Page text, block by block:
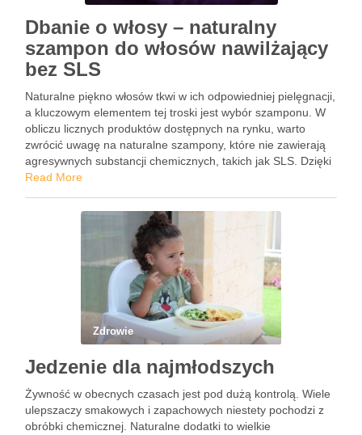
Dbanie o włosy – naturalny
szampon do włosów nawilżający
bez SLS
Naturalne piękno włosów tkwi w ich odpowiedniej pielęgnacji,
a kluczowym elementem tej troski jest wybór szamponu. W
obliczu licznych produktów dostępnych na rynku, warto
zwrócić uwagę na naturalne szampony, które nie zawierają
agresywnych substancji chemicznych, takich jak SLS. Dzięki
nim można nie tylko zadbać o zdrowie włosów, ale również
Read More
Zdrowie
Jedzenie dla najmłodszych
Żywność w obecnych czasach jest pod dużą kontrolą. Wiele
ulepszaczy smakowych i zapachowych niestety pochodzi z
obróbki chemicznej. Naturalne dodatki to wielkie